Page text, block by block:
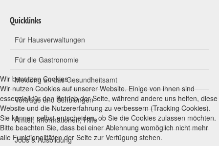
Quicklinks
Für Hausverwaltungen
Für die Gastronomie
Meldung an das Gesundheitsamt
Vorträge und Schulungen
Ämter, Informationen, Hilfe
Jobs & Ausbildung
Wir benutzen Cookies
Wir nutzen Cookies auf unserer Website. Einige von ihnen sind
essenziell für den Betrieb der Seite, während andere uns helfen, diese
Website und die Nutzererfahrung zu verbessern (Tracking Cookies).
Sie können selbst entscheiden, ob Sie die Cookies zulassen möchten.
Bitte beachten Sie, dass bei einer Ablehnung womöglich nicht mehr
alle Funktionalitäten der Seite zur Verfügung stehen.